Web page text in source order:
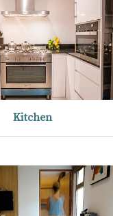
Kitchen